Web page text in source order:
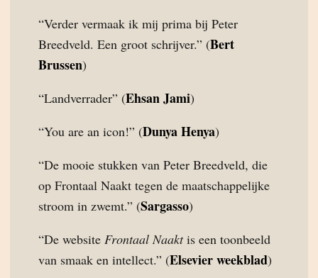
“Verder vermaak ik mij prima bij Peter
Breedveld. Een groot schrijver.” (Bert
Brussen)
“Landverrader” (Ehsan Jami)
“You are an icon!” (Dunya Henya)
“De mooie stukken van Peter Breedveld, die
op Frontaal Naakt tegen de maatschappelijke
stroom in zwemt.” (Sargasso)
“De website Frontaal Naaktis een toonbeeld
van smaak en intellect.” (Elsevier weekblad)